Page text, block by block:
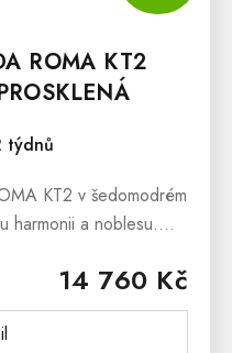
ROMA KT2
týdnů
14 760 Kč
KT2 v šedomodrém
harmonii a noblesu.
eleganci každé...